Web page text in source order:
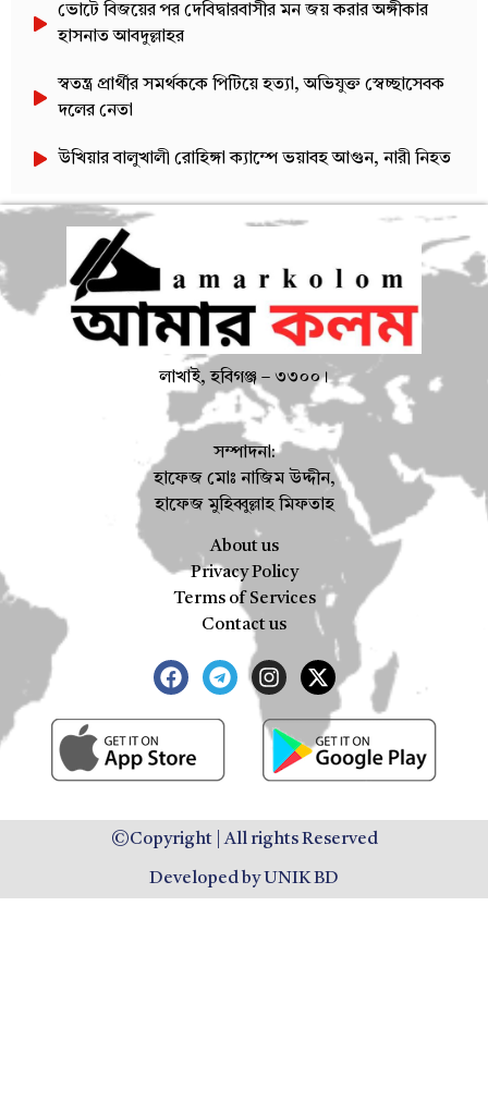
ভোটে বিজয়ের পর দেবিদ্বারবাসীর মন জয় করার অঙ্গীকার
হাসনাত আবদুল্লাহর
স্বতন্ত্র প্রার্থীর সমর্থককে পিটিয়ে হত্যা, অভিযুক্ত স্বেচ্ছাসেবক
দলের নেতা
উখিয়ার বালুখালী রোহিঙ্গা ক্যাম্পে ভয়াবহ আগুন, নারী নিহত
লাখাই, হবিগঞ্জ – ৩৩০০।
সম্পাদনা:
হাফেজ মোঃ নাজিম উদ্দীন,
হাফেজ মুহিব্বুল্লাহ মিফতাহ
About us
Privacy Policy
Terms of Services
Contact us
©Copyright | All rights Reserved
Developed by UNIK BD